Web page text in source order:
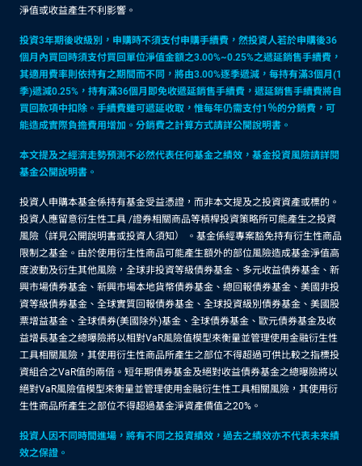
淨值或收益產生不利影響。
投資3年期後收級別，申購時不須支付申購手續費，然投資人若於申購後36
個月內買回時須支付買回單位淨值金額之3.00%~0.25%之遞延銷售手續費，
其適用費率則依持有之期間而不同，將由3.00%逐季遞減，每持有滿3個月(1
季)遞減0.25%，持有滿36個月即免收遞延銷售手續費，遞延銷售手續費將自
買回款項中扣除。手續費雖可遞延收取，惟每年仍需支付1％的分銷費，可
能造成實際負擔費用增加。分銷費之計算方式請詳公開說明書。
本文提及之經濟走勢預測不必然代表任何基金之績效，基金投資風險請詳閱
基金公開說明書。
投資人申購本基金係持有基金受益憑證，而非本文提及之投資資產或標的。
投資人應留意衍生性工具 /證券相關商品等槓桿投資策略所可能產生之投資
風險（詳見公開說明書或投資人須知） 。基金係經專案豁免持有衍生性商品
限制之基金。由於使用衍生性商品可能產生額外的部位風險造成基金淨值高
度波動及衍生其他風險，全球非投資等級債券基金、多元收益債券基金、新
興市場債券基金、新興市場本地貨幣債券基金、總回報債券基金、美國非投
資等級債券基金、全球實質回報債券基金、全球投資級別債券基金、美國股
票增益基金、全球債券(美國除外)基金、全球債券基金、歐元債券基金及收
益增長基金之總曝險將以相對VaR風險值模型來衡量並管理使用金融衍生性
工具相關風險，其使用衍生性商品所產生之部位不得超過可供比較之指標投
資組合之VaR值的兩倍。短年期債券基金及絕對收益債券基金之總曝險將以
絕對VaR風險值模型來衡量並管理使用金融衍生性工具相關風險，其使用衍
生性商品所產生之部位不得超過基金淨資產價值之20%。
投資人因不同時間進場，將有不同之投資績效，過去之績效亦不代表未來績
效之保證。